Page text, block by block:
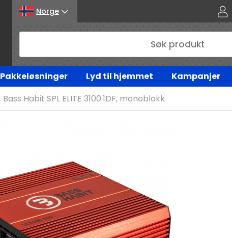
Norge
Pakkeløsninger Lyd til hjemmet Kampanjer
Bass Habit SPL ELITE 3100.1DF, monoblokk